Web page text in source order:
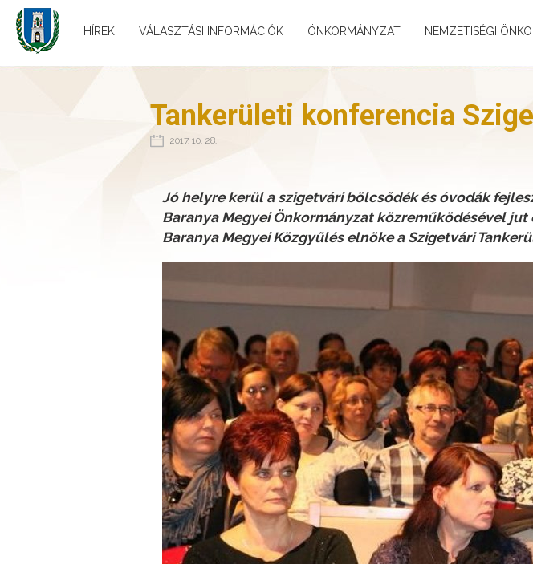
HÍREK VÁLASZTÁSI INFORMÁCIÓK ÖNKORMÁNYZAT NEMZETISÉGI
Tankerületi konferencia
2017. 10. 28.
Jó helyre kerül a szigetvári bölcsődék és óvodák
Baranya Megyei Önkormányzat közreműködésével
Baranya Megyei Közgyűlés elnöke a Szigetvári